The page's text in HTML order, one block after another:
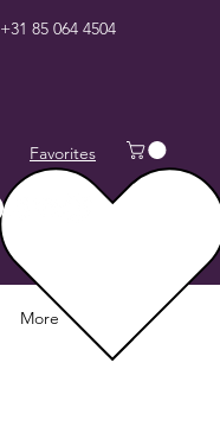
+31 85 064 4504
Favorites
More